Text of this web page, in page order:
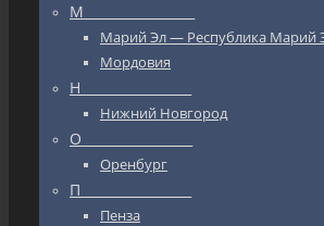
М_________________
Марий Эл — Республика Марий
Мордовия
Н_________________
Нижний Новгород
О_________________
Оренбург
П_________________
Пенза